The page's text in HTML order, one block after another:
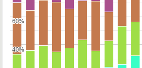
40%
40%
60%
60%